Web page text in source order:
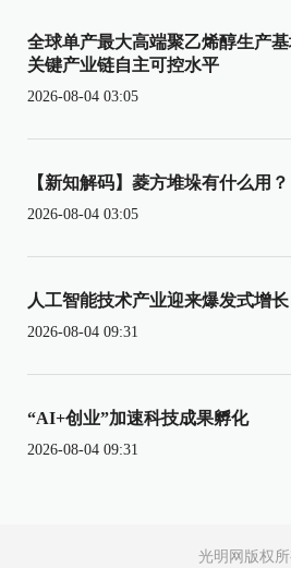
全球单产最大高端聚乙烯醇生产
关键产业链自主可控水平
2026-08-04 03:05
【新知解码】菱方堆垛有什么用？
2026-08-04 03:05
人工智能技术产业迎来爆发式增长
2026-08-04 09:31
“AI+创业”加速科技成果孵化
2026-08-04 09:31
光明网版权